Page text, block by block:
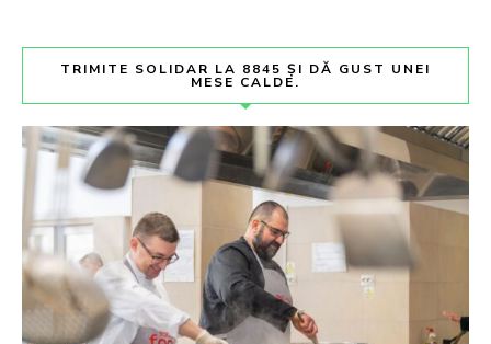
TRIMITE SOLIDAR LA 8845 ȘI DĂ GUST UNEI
MESE CALDE.